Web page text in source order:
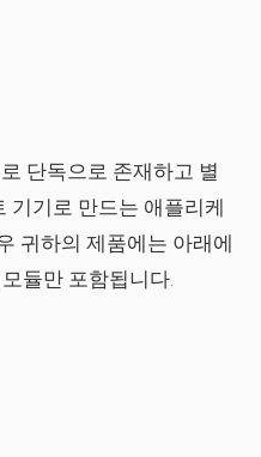
단독으로 존재하고 별
기기로 만드는 애플리케
귀하의 제품에는 아래에
듈만 포함됩니다.